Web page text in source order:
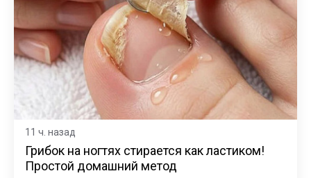
11 ч. назад
Грибок на ногтях стирается как ластиком!
Простой домашний метод